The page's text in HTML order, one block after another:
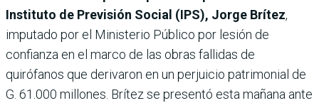
Instituto de Previsión Social (IPS), Jorge Brítez,
imputado por el Ministerio Público por lesión de
confianza en el marco de las obras fallidas de
quirófanos que derivaron en un perjuicio patrimonial de
G. 61.000 millones. Brítez se presentó esta mañana ante